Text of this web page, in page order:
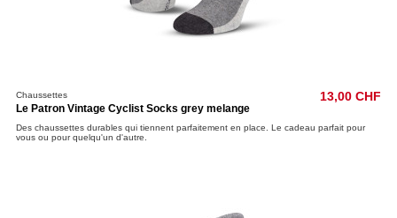
Chaussettes
Le Patron Vintage Cyclist Socks grey melange
13,00 CHF
Des chaussettes durables qui tiennent parfaitement en place. Le cadeau parfait pour
vous ou pour quelqu'un d'autre.